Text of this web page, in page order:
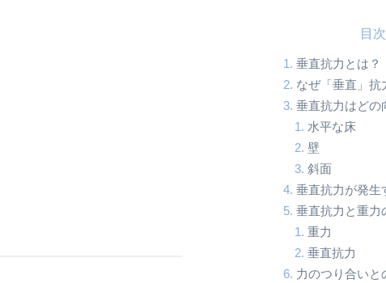
目次
垂直抗力とは？
なぜ「垂直」抗
垂直抗力はどの
水平な床
壁
斜面
垂直抗力が発生
垂直抗力と重力
重力
垂直抗力
力のつり合いと